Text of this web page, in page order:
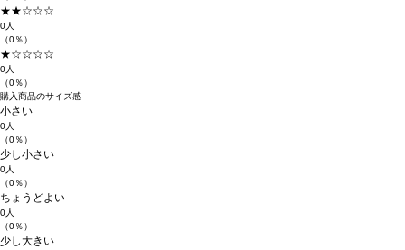
★★☆☆☆
0人
（0％）
★☆☆☆☆
0人
（0％）
購入商品のサイズ感
小さい
0人
（0％）
少し小さい
0人
（0％）
ちょうどよい
0人
（0％）
少し大きい